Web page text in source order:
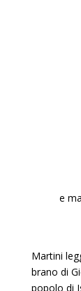
e
Martini
brano di
popolo di